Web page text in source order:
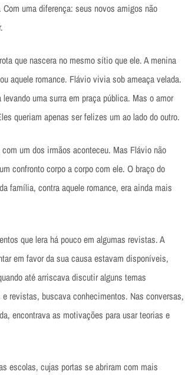
uma diferença: seus novos amigos não
que nascera no mesmo sítio que ele. A menina
aquele romance. Flávio vivia sob ameaça velada.
uma surra em praça pública. Mas o amor
queriam apenas ser felizes um ao lado do outro.
um dos irmãos aconteceu. Mas Flávio não
confronto corpo a corpo com ele. O braço do
família, contra aquele romance, era ainda mais
que lera há pouco em algumas revistas. A
em favor da sua causa estavam disponíveis,
até arriscava discutir alguns temas
revistas, buscava conhecimentos. Nas conversas,
encontrava as motivações para usar teorias e
escolas, cujas portas se abriram com mais